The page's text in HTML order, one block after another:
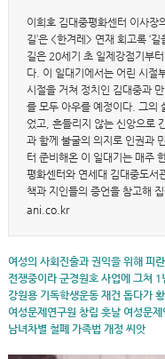
이희호 김대중평화센터 이사장
길’은 <한겨레> 연재 회고록 ‘
길은 20세기 초 일제강점기부
다. 이 일대기에서는 어린 시절
시절을 거쳐 정치인 김대중과
를 모두 아우를 예정이다. 그의
었고, 흔들리지 않는 신앙으로
과 함께 불굴의 의지로 인권과
터 준비해온 이 일대기는 매주
평화센터와 연세대 김대중도서
책과 지인들의 증언을 참고해
ani.co.kr
여성의 사회진출과 권익을 위해 피
전쟁중이라 군경원호 사업에 그쳐
강원용 기독학생운동 재건 돕다가
여성문제연구원 창립 훗날 여성문
남녀차별 철폐 가족법 개정 씨앗